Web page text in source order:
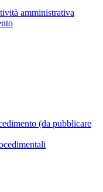
amministrativa
(da pubblicare